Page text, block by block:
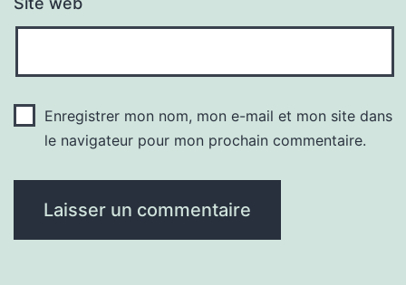
Enregistrer mon nom, mon e-mail et mon site dans
le navigateur pour mon prochain commentaire.